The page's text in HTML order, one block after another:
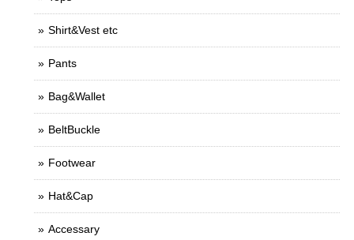
Shirt&Vest etc
Pants
Bag&Wallet
BeltBuckle
Footwear
Hat&Cap
Accessary